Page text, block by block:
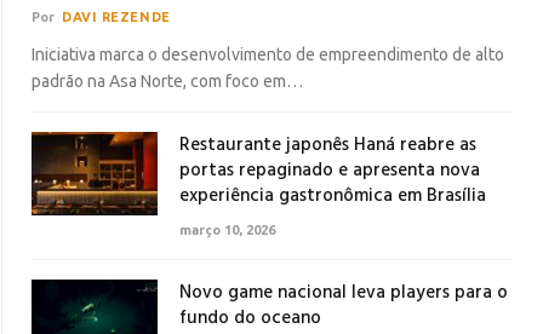
Por DAVI REZENDE
Iniciativa marca o desenvolvimento de empreendimento de alto
padrão na Asa Norte, com foco em…
Restaurante japonês Haná reabre as
portas repaginado e apresenta nova
experiência gastronômica em Brasília
março 10, 2026
Novo game nacional leva players para o
fundo do oceano